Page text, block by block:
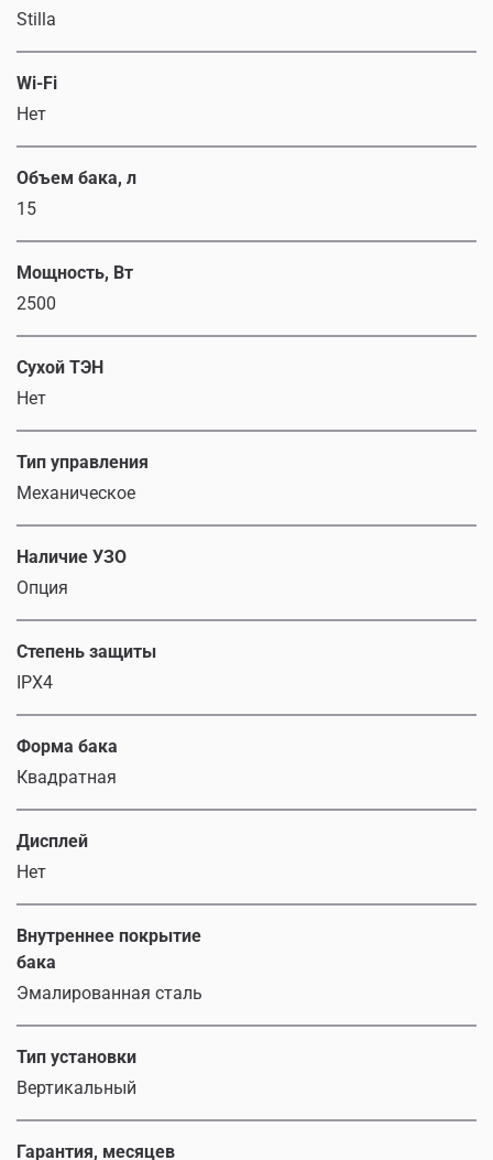
Stilla
Wi-Fi
Нет
Объем бака, л
15
Мощность, Вт
2500
Сухой ТЭН
Нет
Тип управления
Механическое
Наличие УЗО
Опция
Степень защиты
IPX4
Форма бака
Квадратная
Дисплей
Нет
Внутреннее покрытие
бака
Эмалированная сталь
Тип установки
Вертикальный
Гарантия, месяцев